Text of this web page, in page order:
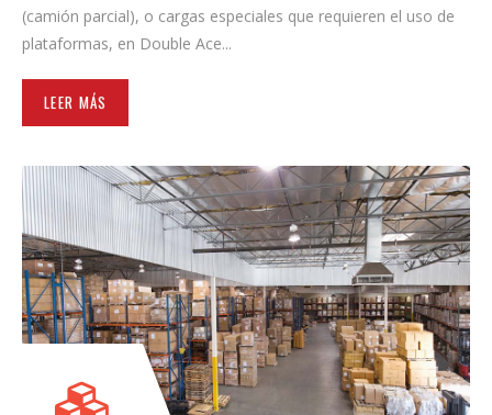
(camión parcial), o cargas especiales que requieren el uso de
plataformas, en Double Ace...
LEER MÁS